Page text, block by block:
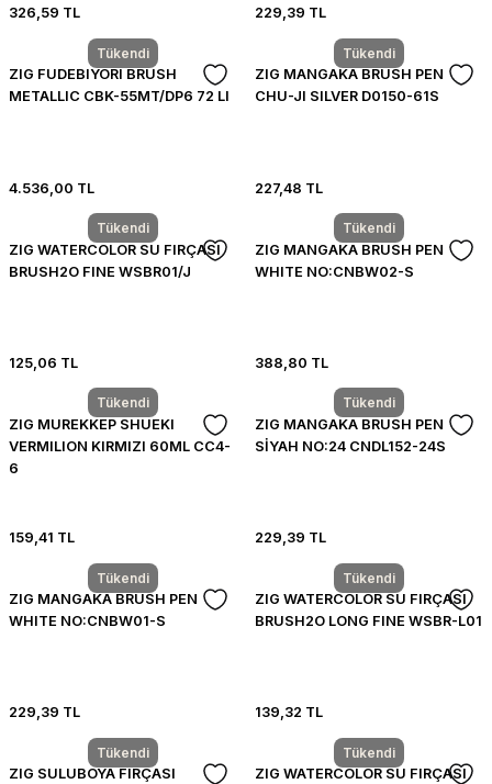
326,59 TL 229,39 TL
Tükendi
ZIG FUDEBIYORI BRUSH
METALLIC CBK-55MT/DP6 72 LI
4.536,00 TL
Tükendi
ZIG MANGAKA BRUSH PEN
CHU-JI SILVER D0150-61S
227,48 TL
Tükendi
ZIG WATERCOLOR SU FIRÇASI
BRUSH2O FINE WSBR01/J
125,06 TL
Tükendi
ZIG MANGAKA BRUSH PEN
WHITE NO:CNBW02-S
388,80 TL
Tükendi
ZIG MUREKKEP SHUEKI
VERMILION KIRMIZI 60ML CC4-
6
159,41 TL
Tükendi
ZIG MANGAKA BRUSH PEN
SİYAH NO:24 CNDL152-24S
229,39 TL
Tükendi
ZIG MANGAKA BRUSH PEN
WHITE NO:CNBW01-S
229,39 TL
Tükendi
ZIG WATERCOLOR SU FIRÇASI
BRUSH2O LONG FINE WSBR-L01
139,32 TL
Tükendi
ZIG SULUBOYA FIRÇASI
Tükendi
ZIG WATERCOLOR SU FIRÇASI